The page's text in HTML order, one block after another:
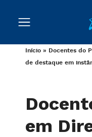
Início » Docentes do
de destaque em
em